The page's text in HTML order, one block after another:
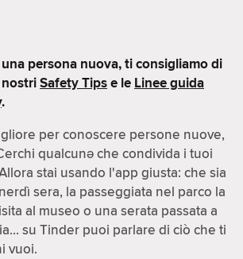
persona nuova, ti consigliamo di
Safety Tipse le Linee guida
.
per conoscere persone nuove,
qualcunə che condivida i tuoi
stai usando l'app giusta: che sia
sera, la passeggiata nel parco la
al museo o una serata passata a
su Tinder puoi parlare di ciò che ti
vuoi.